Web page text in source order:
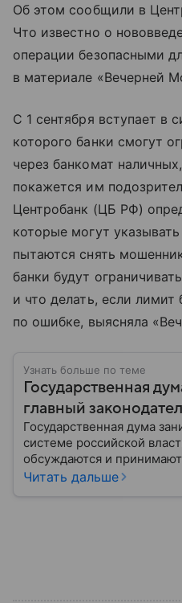
Об этом сообщили в
Что известно о
операции безопасными
в материале «Вечерней
С 1 сентября вступает в
которого банки смогут
через банкомат
покажется им
Центробанк (ЦБ РФ)
которые могут
пытаются снять
банки будут
и что делать, если лимит
по ошибке, выясняла
Узнать больше по теме
Государственная
главный
Государственная дума
системе российской
обсуждаются и
определяющие развитие
Разбираемся, как
Читать дальше